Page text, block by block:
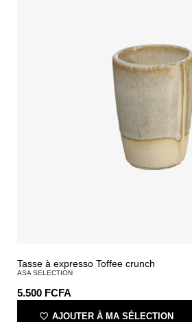
Tasse à expresso Toffee crunch
ASA SELECTION
5.500 FCFA
AJOUTER À MA SÉLECTION